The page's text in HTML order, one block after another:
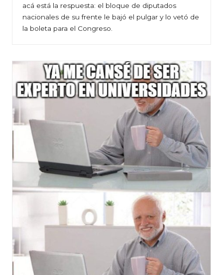
acá está la respuesta: el bloque de diputados
nacionales de su frente le bajó el pulgar y lo vetó de
la boleta para el Congreso.